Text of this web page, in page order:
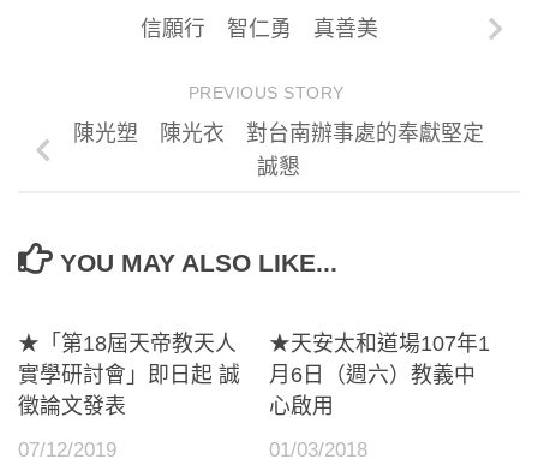
信願行 智仁勇 真善美
PREVIOUS STORY
陳光塑 陳光衣 對台南辦事處的奉獻堅定
誠懇
YOU MAY ALSO LIKE...
★「第18屆天帝教天人
實學研討會」即日起 誠
徵論文發表
07/12/2019
★天安太和道場107年1
月6日（週六）教義中
心啟用
01/03/2018